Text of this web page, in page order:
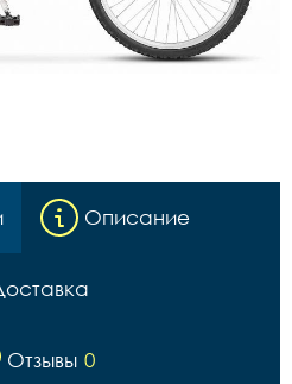
Описание
Отзывы 0